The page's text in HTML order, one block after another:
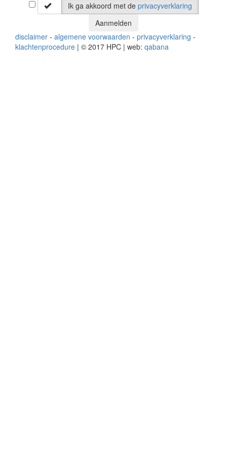
Ik ga akkoord met de privacyverklaring
Aanmelden
disclaimer - algemene voorwaarden - privacyverklaring -
klachtenprocedure | © 2017 HPC | web: qabana